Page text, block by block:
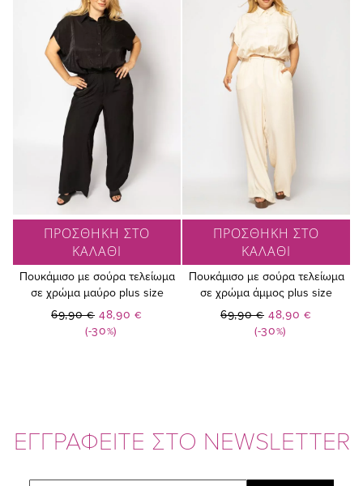
ΠΡΟΣΘΗΚΗ ΣΤΟ
ΚΑΛΑΘΙ
Πουκάμισο με σούρα τελείωμα
σε χρώμα μαύρο plus size
(-30%)
Ειδική
Τιμή
48,90 €
69,90 €
ΠΡΟΣΘΗΚΗ ΣΤΟ
ΚΑΛΑΘΙ
Πουκάμισο με σούρα τελείωμα
σε χρώμα άμμος plus size
(-30%)
Ειδική
Τιμή
48,90 €
69,90 €
ΕΓΓΡΑΦΕΙΤΕ ΣΤΟ NEWSLETTER